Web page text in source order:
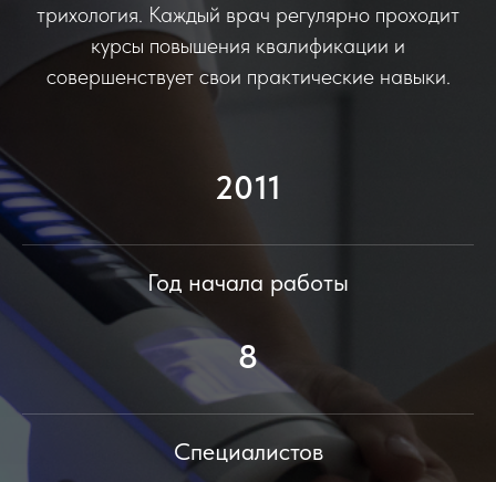
трихология. Каждый врач регулярно проходит
курсы повышения квалификации и
совершенствует свои практические навыки.
2011
Год начала работы
8
Специалистов